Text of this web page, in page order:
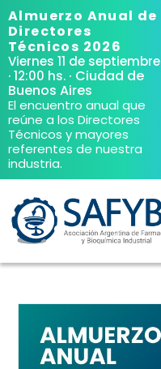
Almuerzo Anual de
Directores
Técnicos 2026
Viernes 11 de septiembre
· 12:00 hs. · Ciudad de
Buenos Aires
El encuentro anual que
reúne a los Directores
Técnicos y mayores
referentes de nuestra
industria.